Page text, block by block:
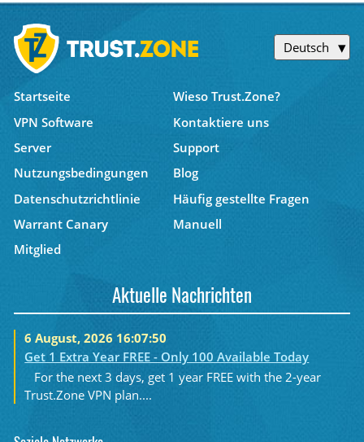
Deutsch
Startseite
Wieso Trust.Zone?
VPN Software
Kontaktiere uns
Server
Support
Nutzungsbedingungen
Blog
Datenschutzrichtlinie
Häufig gestellte Fragen
Warrant Canary
Manuell
Mitglied
Aktuelle Nachrichten
6 August, 2026 16:07:50
Get 1 Extra Year FREE - Only 100 Available Today
For the next 3 days, get 1 year FREE with the 2-year
Trust.Zone VPN plan....